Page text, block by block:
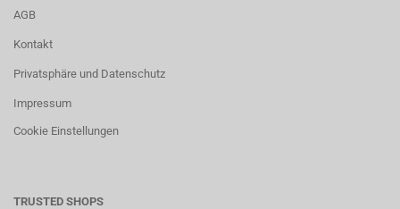
AGB
Kontakt
Privatsphäre und Datenschutz
Impressum
Cookie Einstellungen
TRUSTED SHOPS